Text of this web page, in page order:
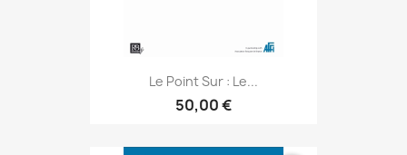
Le Point Sur : Le...
50,00 €